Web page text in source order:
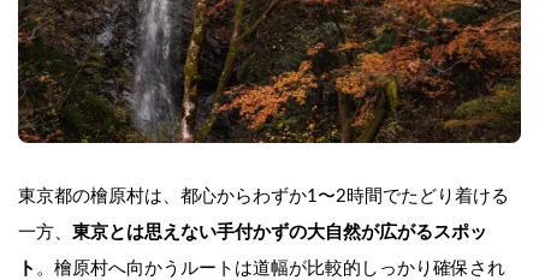
東京都の檜原村は、都心からわずか1〜2時間でたどり着ける
一方、 東京とは思えない手付かずの大自然が広がるスポッ
ト 。檜原村へ向かうルートは道幅が比較的しっかり確保され